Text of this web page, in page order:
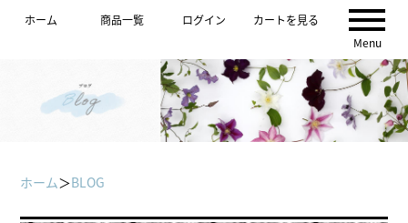
ホーム 商品一覧 ログイン
カートを見る
Menu
ホーム＞BLOG